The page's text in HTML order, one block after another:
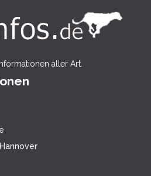
aller Art.